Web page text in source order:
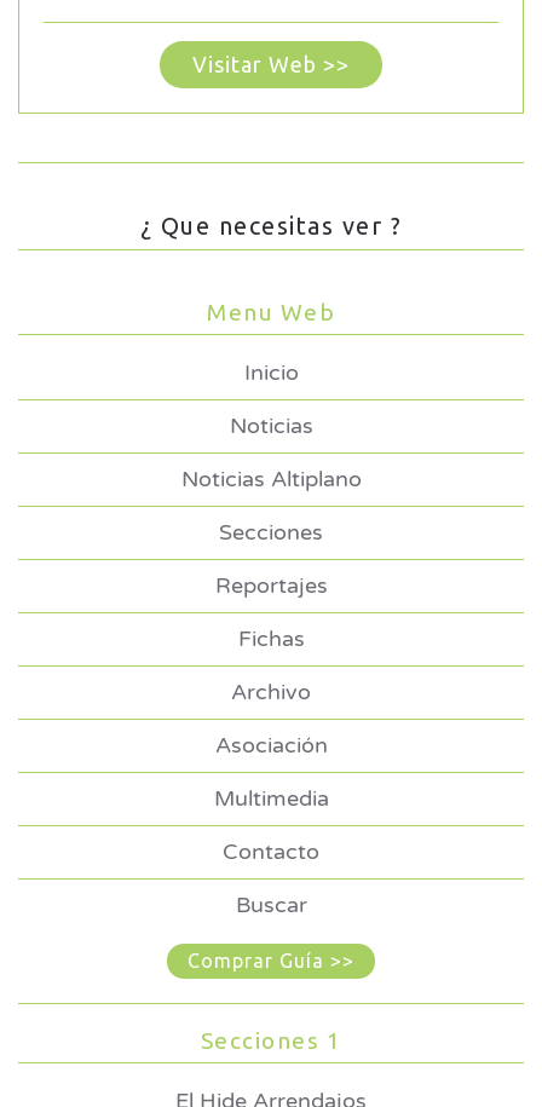
Visitar Web >>
¿ Que necesitas ver ?
Menu Web
Inicio
Noticias
Noticias Altiplano
Secciones
Reportajes
Fichas
Archivo
Asociación
Multimedia
Contacto
Buscar
Comprar Guía >>
Secciones 1
El Hide Arrendajos